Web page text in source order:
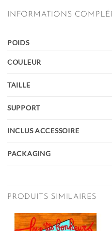
INFORMATIONS
POIDS
COULEUR
TAILLE
SUPPORT
INCLUS ACCESSOIRE
PACKAGING
PRODUITS SIMILAIRES